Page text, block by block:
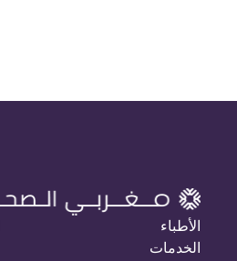
الأطباء
الخدمات